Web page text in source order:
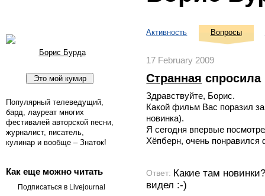
Борис Бурда
Популярный телеведущий,
бард, лауреат многих
фестивалей авторской песни,
журналист, писатель,
кулинар и вообще – Знаток!
Как еще можно читать
Подписаться в Livejournal
Активность Вопросы
17 February 2009
Странная спросила
Здравствуйте, Борис.
Какой фильм Вас поразил
новинка).
Я сегодня впервые
Хёпберн, очень понравился
Ответ: Какие там
видел :-)